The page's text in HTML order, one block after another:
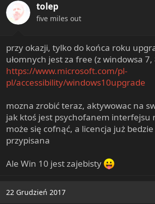
o
n
s
tolep
five miles out
przy okazji, tylko do końca roku
ułomnych jest za free (z windowsa 7,
https://www.microsoft.com/pl-
pl/accessibility/windows10upgrade
mozna zrobić teraz, aktywowac na
jak ktoś jest psychofanem interfejsu
może się cofnąć, a licencja już
przypisana
Ale Win 10 jest zajebisty
22 Grudzień 2017